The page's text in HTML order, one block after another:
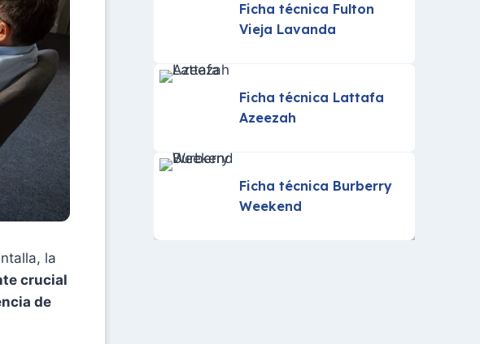
la
crucial
de
Ficha técnica Fulton
Vieja Lavanda
Ficha técnica Lattafa
Azeezah
Ficha técnica Burberry
Weekend